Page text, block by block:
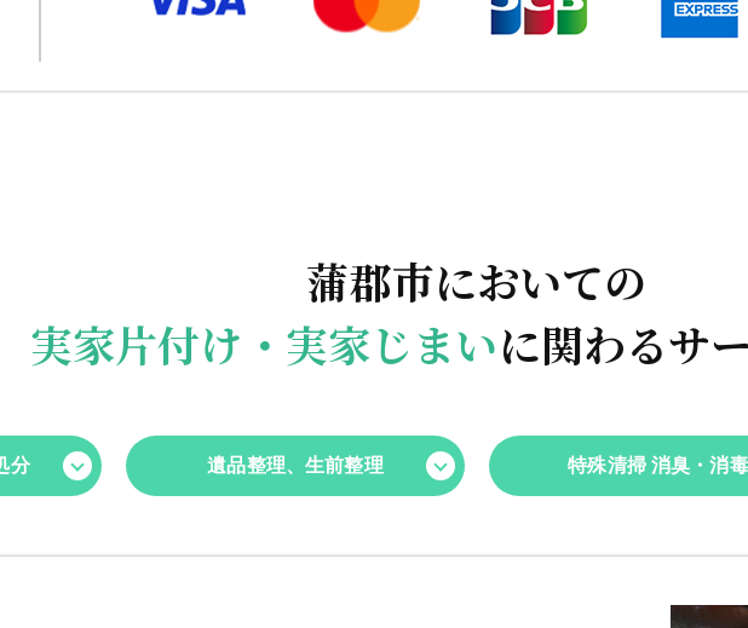
蒲郡市においての
実家片付け・実家じまいに関わるサ
分 遺品整理、生前整理 特殊清掃 消臭・消毒